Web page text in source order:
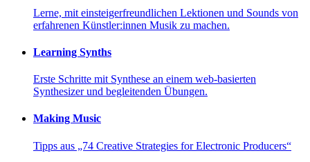
Lerne, mit einsteigerfreundlichen Lektionen und Sounds von
erfahrenen Künstler:innen Musik zu machen.
Learning Synths
Erste Schritte mit Synthese an einem web-basierten
Synthesizer und begleitenden Übungen.
Making Music
Tipps aus „74 Creative Strategies for Electronic Producers“